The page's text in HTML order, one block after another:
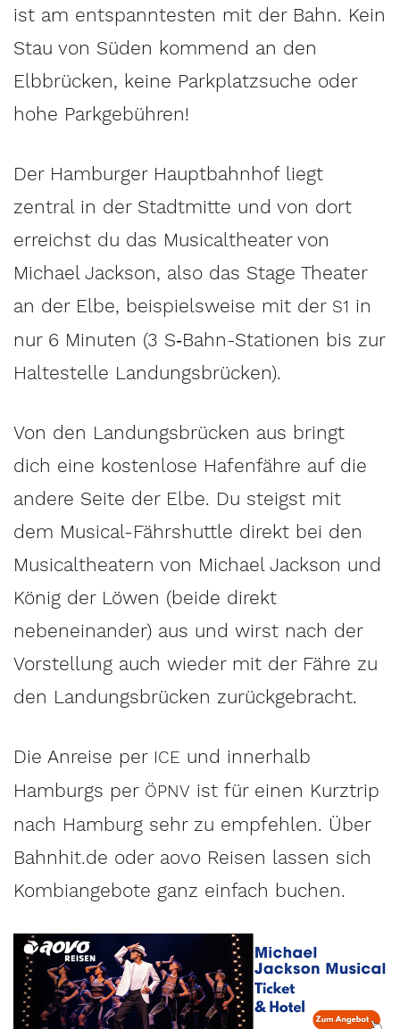
ist am entspanntesten mit der Bahn. Kein
Stau von Süden kommend an den
Elbbrücken, keine Parkplatzsuche oder
hohe Parkgebühren!
Der Hamburger Hauptbahnhof liegt
zentral in der Stadtmitte und von dort
erreichst du das Musicaltheater von
Michael Jackson, also das Stage Theater
an der Elbe, beispielsweise mit der S1 in
nur 6 Minuten (3 S‑Bahn-Stationen bis zur
Haltestelle Landungsbrücken).
Von den Landungsbrücken aus bringt
dich eine kostenlose Hafenfähre auf die
andere Seite der Elbe. Du steigst mit
dem Musical-Fährshuttle direkt bei den
Musicaltheatern von Michael Jackson und
König der Löwen (beide direkt
nebeneinander) aus und wirst nach der
Vorstellung auch wieder mit der Fähre zu
den Landungsbrücken zurückgebracht.
Die Anreise per ICE und innerhalb
Hamburgs per ÖPNV ist für einen Kurztrip
nach Hamburg sehr zu empfehlen. Über
Bahnhit.de oder aovo Reisen lassen sich
Kombiangebote ganz einfach buchen.